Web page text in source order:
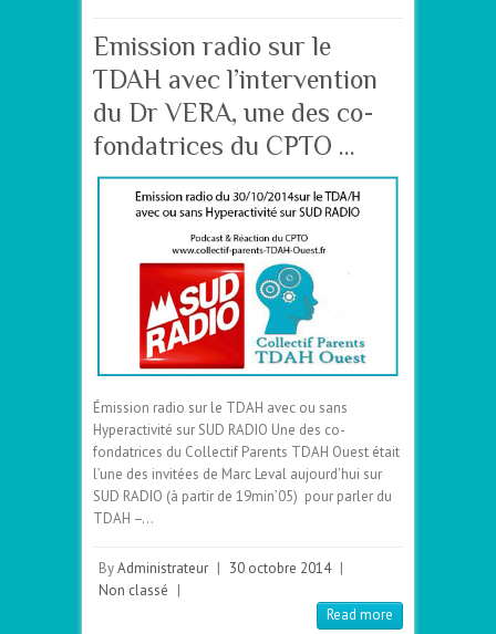
Emission radio sur le
TDAH avec l’intervention
du Dr VERA, une des co-
fondatrices du CPTO …
Émission radio sur le TDAH avec ou sans
Hyperactivité sur SUD RADIO Une des co-
fondatrices du Collectif Parents TDAH Ouest était
l’une des invitées de Marc Leval aujourd’hui sur
SUD RADIO (à partir de 19min’05) pour parler du
TDAH –…
ByAdministrateur | 30 octobre 2014 |
Non classé |
Read more